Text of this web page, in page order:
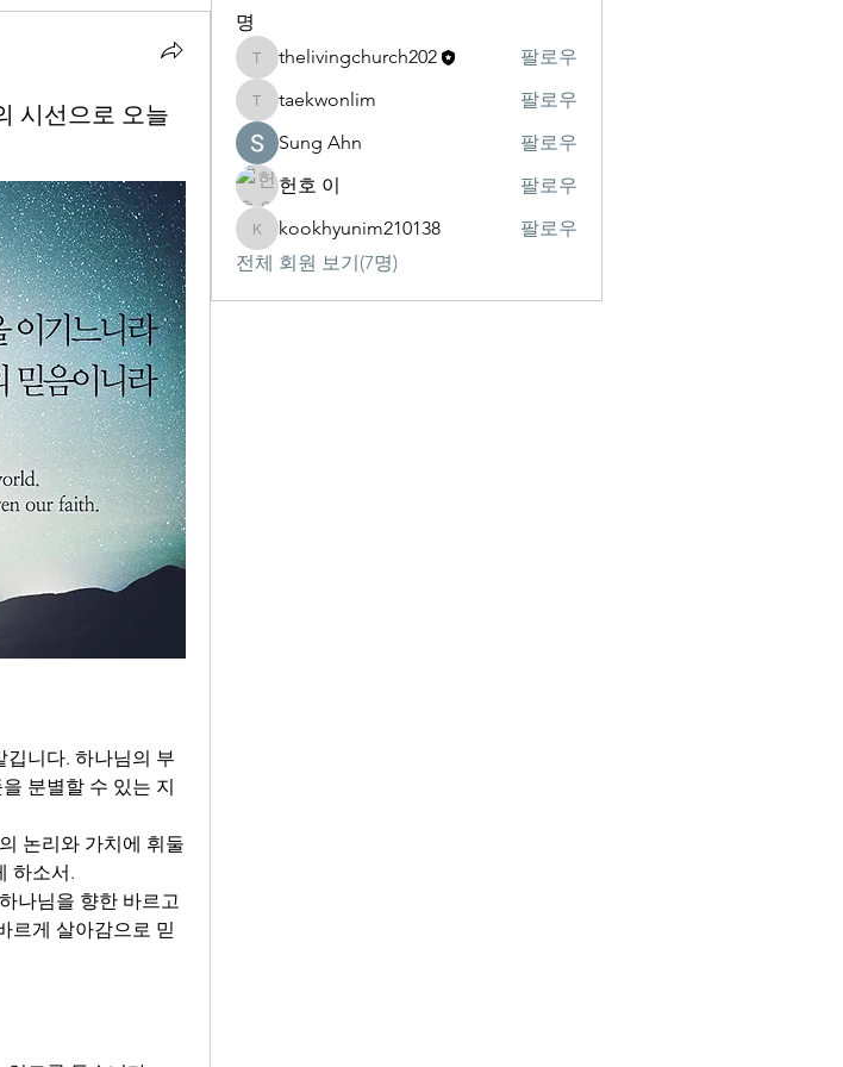
시선으로 오늘
니다. 하나님의 부
분별할 수 있는 지
논리와 가치에 휘둘
하소서.
나님을 향한 바르고
르게 살아감으로 믿
명
thelivingchurch202
thelivingchurch202 팔로우
taekwonlim
taekwonlim
팔로우
Sung Ahn
팔로우
헌호 이
팔로우
kookhyunim210138
kookhyunim210138
팔로우
전체 회원 보기(7명)